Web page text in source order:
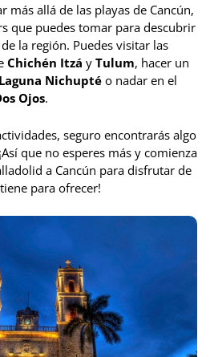
más allá de las playas de Cancún,
que puedes tomar para descubrir
la región. Puedes visitar las
Chichén Itzá y Tulum, hacer un
Laguna Nichupté o nadar en el
Ojos.
seguro encontrarás algo
que no esperes más y comienza
a Cancún para disfrutar de
para ofrecer!